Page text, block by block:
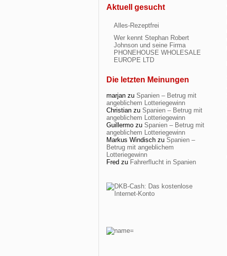
Aktuell gesucht
Alles-Rezeptfrei
Wer kennt Stephan Robert
Johnson und seine Firma
PHONEHOUSE WHOLESALE
EUROPE LTD
Die letzten Meinungen
marjan zu Spanien – Betrug mit
angeblichem Lotteriegewinn
Christian zu Spanien – Betrug mit
angeblichem Lotteriegewinn
Guillermo zu Spanien – Betrug mit
angeblichem Lotteriegewinn
Markus Windisch zu Spanien –
Betrug mit angeblichem
Lotteriegewinn
Fred zu Fahrerflucht in Spanien